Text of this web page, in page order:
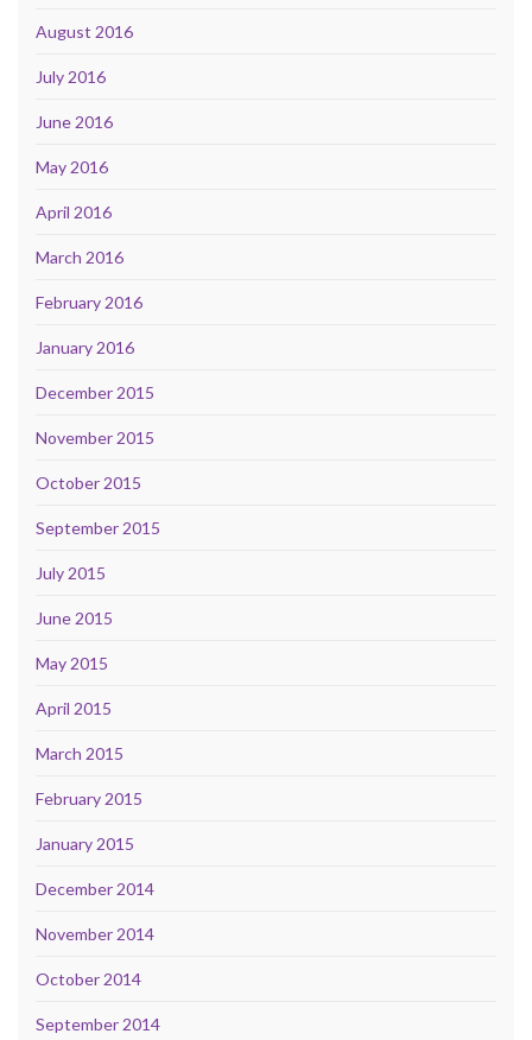
August 2016
July 2016
June 2016
May 2016
April 2016
March 2016
February 2016
January 2016
December 2015
November 2015
October 2015
September 2015
July 2015
June 2015
May 2015
April 2015
March 2015
February 2015
January 2015
December 2014
November 2014
October 2014
September 2014